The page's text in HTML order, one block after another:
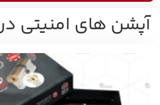
آپشن های امنیتی